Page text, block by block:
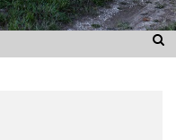
Anmelden
Registrieren
u